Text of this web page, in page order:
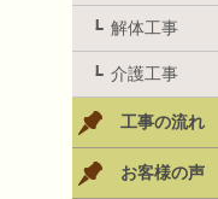
解体工事
介護工事
工事の流れ
お客様の声